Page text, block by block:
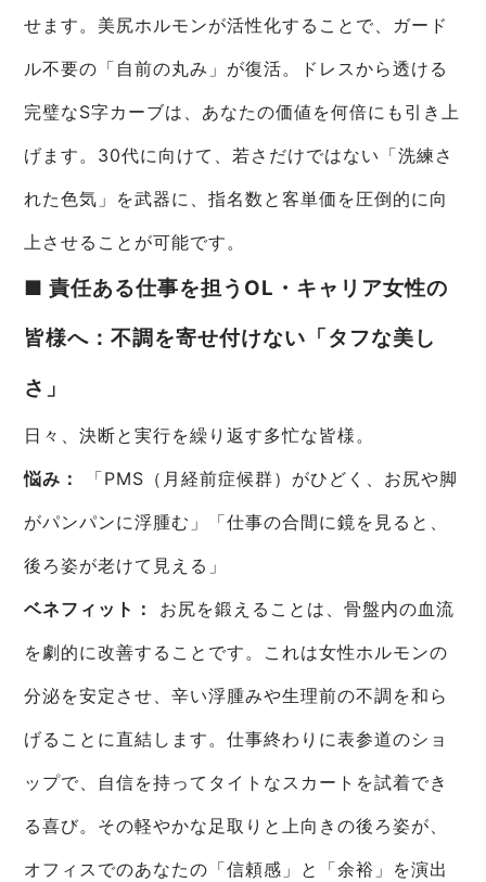
せます。美尻ホルモンが活性化することで、ガード
ル不要の「自前の丸み」が復活。ドレスから透ける
完璧なS字カーブは、あなたの価値を何倍にも引き上
げます。30代に向けて、若さだけではない「洗練さ
れた色気」を武器に、指名数と客単価を圧倒的に向
上させることが可能です。
■ 責任ある仕事を担うOL・キャリア女性の
皆様へ：不調を寄せ付けない「タフな美し
さ」
日々、決断と実行を繰り返す多忙な皆様。
悩み：
「PMS（月経前症候群）がひどく、お尻や脚
がパンパンに浮腫む」「仕事の合間に鏡を見ると、
後ろ姿が老けて見える」
ベネフィット：
お尻を鍛えることは、骨盤内の血流
を劇的に改善することです。これは女性ホルモンの
分泌を安定させ、辛い浮腫みや生理前の不調を和ら
げることに直結します。仕事終わりに表参道のショ
ップで、自信を持ってタイトなスカートを試着でき
る喜び。その軽やかな足取りと上向きの後ろ姿が、
オフィスでのあなたの「信頼感」と「余裕」を演出